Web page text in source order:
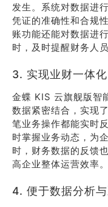
发生。系统对数据进
凭证的准确性和合规
账功能还能对数据进
时，及时提醒财务人
3. 实现业财一体化
金蝶 KIS 云旗舰版智
数据紧密结合，实现
笔业务操作都能实时
时掌握业务动态，为
时，财务数据的反馈
高企业整体运营效率。
4. 便于数据分析